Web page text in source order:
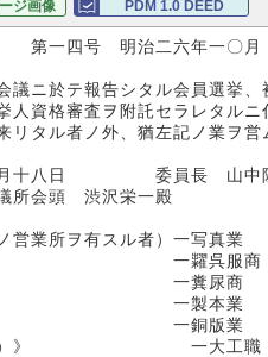
ジ画像 PDM 1.0 DEED
第一四号 明治二六年一〇月
ニ於テ報告シタル会員選挙
人資格審査ヲ附託セラレタル
リタル者ノ外、猶左記ノ業ヲ
月十八日 委員長 山中
頭 渋沢栄一殿
業所ヲ有スル者）一写真業
呉服商（常設ノ
一糞尿商
業 一製本業
一銅版業
彫）》 一大工職